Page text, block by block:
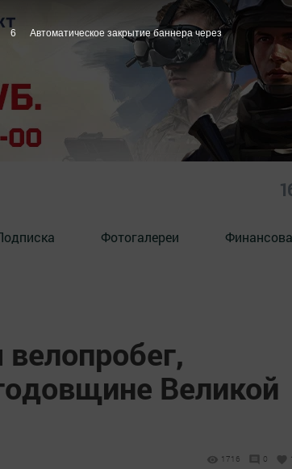
Фотогалереи
Великой
1716 0
5 Автоматическое закрытие баннера через